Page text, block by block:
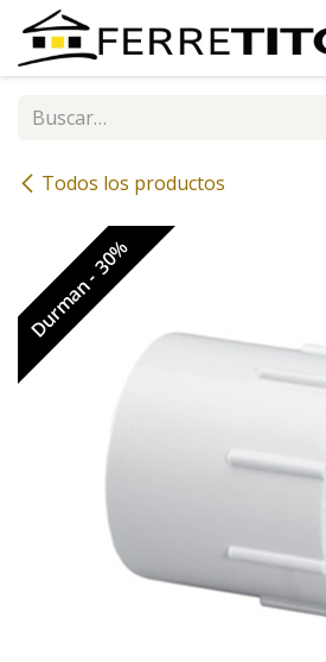
Ir al contenido
Todos los productos
Durman - 30%